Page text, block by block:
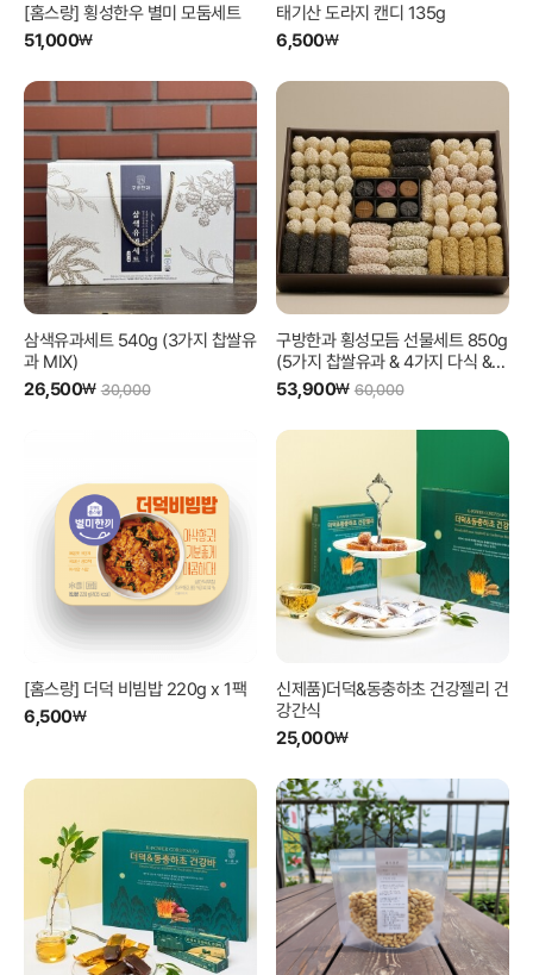
[홈스랑] 횡성한우 별미 모둠세트
51,000₩
태기산 도라지 캔디 135g
6,500₩
삼색유과세트 540g (3가지 찹쌀유
과 MIX)
26,500₩ 30,000
구방한과 횡성모듬 선물세트 850g
(5가지 찹쌀유과 & 4가지 다식 &
보자기 포장)
53,900₩ 60,000
[홈스랑] 더덕 비빔밥 220g x 1팩
6,500₩
신제품)더덕&동충하초 건강젤리 건
강간식
25,000₩